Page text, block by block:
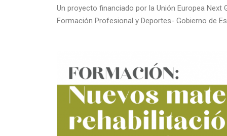
Un proyecto financiado por la Unión Europea
Formación Profesional y Deportes- Gobierno de